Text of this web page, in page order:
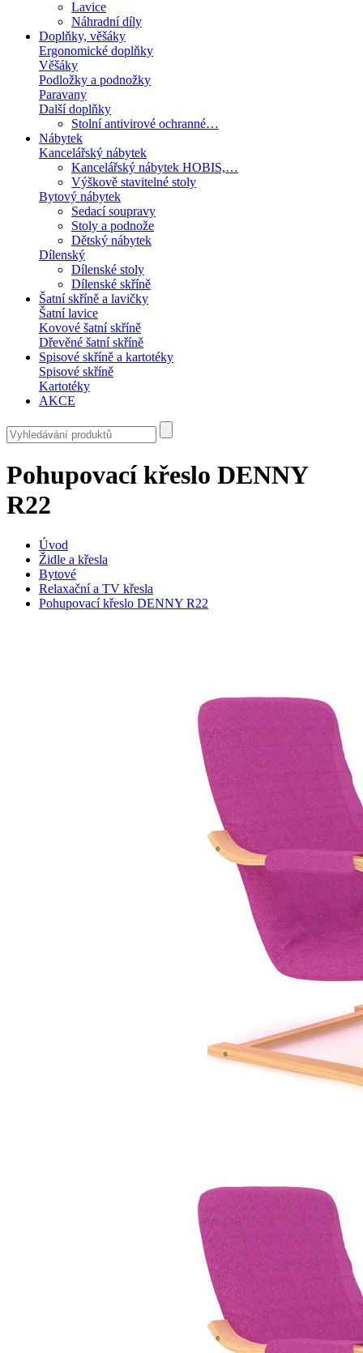
Lavice
Náhradní díly
Doplňky, věšáky
Ergonomické doplňky
Věšáky
Podložky a podnožky
Paravany
Další doplňky
Stolní antivirové ochranné…
Nábytek
Kancelářský nábytek
Kancelářský nábytek HOBIS,…
Výškově stavitelné stoly
Bytový nábytek
Sedací soupravy
Stoly a podnože
Dětský nábytek
Dílenský
Dílenské stoly
Dílenské skříně
Šatní skříně a lavičky
Šatní lavice
Kovové šatní skříně
Dřevěné šatní skříně
Spisové skříně a kartotéky
Spisové skříně
Kartotéky
AKCE
Pohupovací křeslo DENNY
R22
Úvod
Židle a křesla
Bytové
Relaxační a TV křesla
Pohupovací křeslo DENNY R22